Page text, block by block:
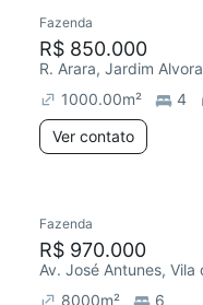
Fazenda
R$ 850.000
R. Arara, Jardim
1000.00m² 4
Ver contato
Fazenda
R$ 970.000
Av. José Antunes, Vila
8000m² 6